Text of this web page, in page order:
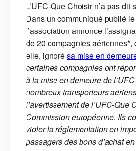
L’UFC-Que Choisir n’a pas dit
Dans un communiqué publié
l’association annonce
de 20 compagnies aériennes*,
elle, ignorésa mise en
certaines compagnies ont
à la mise en demeure de
nombreux transporteurs
l’avertissement de l’UFC-Que
Commission européenne. Ils
violer la réglementation en
passagers des bons d’achat